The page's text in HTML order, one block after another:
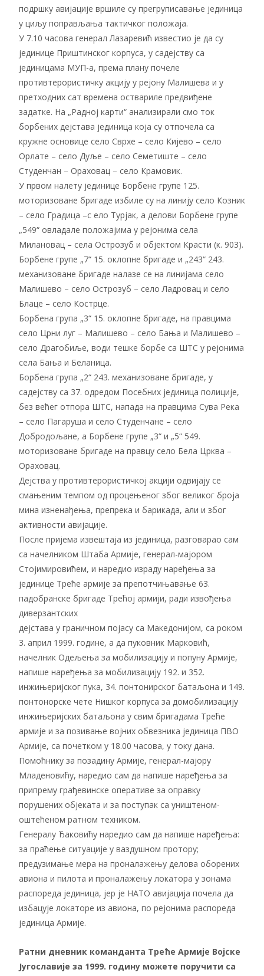
подршку авијације вршиле су прегруписавање јединица
у циљу поправљања тактичког положаја.
У 7.10 часова генерал Лазаревић известио је да су
јединице Приштинског корпуса, у садејству са
јединицама МУП-а, према плану почеле
противтерористичку акцију у рејону Малишева и у
претходних сат времена оствариле предвиђене
задатке. На „Радној карти“ анализирали смо ток
борбених дејстава јединица која су отпочела са
кружне основице село Сврхе – село Кијево – село
Орлате – село Дуље – село Семетиште – село
Студенчан – Ораховац – село Крамовик.
У првом налету јединице Борбене групе 125.
моторизоване бригаде избиле су на линију село Козник
– село Градица –с ело Турјак, а делови Борбене групе
„549“ овладале положајима у рејонима села
Милановац – села Острозуб и објектом Красти (к. 903).
Борбене групе „7“ 15. оклопне бригаде и „243“ 243.
механизоване бригаде налазе се на линијама село
Малишево – село Острозуб – село Ладровац и село
Блаце – село Кострце.
Борбена група „3“ 15. оклопне бригаде, на правцима
село Црни луг – Малишево – село Бања и Малишево –
село Драгобиље, води тешке борбе са ШТС у рејонима
села Бања и Беланица.
Борбена група „2“ 243. механизоване бригаде, у
садејству са 37. одредом Посебних јединица полиције,
без већег отпора ШТС, напада на правцима Сува Река
– село Пагаруша и село Студенчане – село
Добродољане, а Борбене групе „3“ и „5“ 549.
моторизоване бригаде на правцу село Бела Црква –
Ораховац.
Дејства у противтерористичкој акцији одвијају се
смањеним темпом од процењеног због великог броја
мина изненађења, препрека и барикада, али и због
активности авијације.
После пријема извештаја из јединица, разговарао сам
са начелником Штаба Армије, генерал-мајором
Стојимировићем, и наредио израду наређења за
јединице Треће армије за препотчињавање 63.
падобранске бригаде Трећој армији, ради извођења
диверзантских
дејстава у граничном појасу са Македонијом, са роком
3. април 1999. године, а да пуковник Марковић,
начелник Одељења за мобилизацију и попуну Армије,
напише наређења за мобилизацију 192. и 352.
инжињеријског пука, 34. понтонирског батаљона и 149.
понтонорске чете Нишког корпуса за домобилизацију
инжињеријских батаљона у свим бригадама Треће
армије и за позивање војних обвезника јединица ПВО
Армије, са почетком у 18.00 часова, у току дана.
Помоћнику за позадину Армије, генерал-мајору
Младеновићу, наредио сам да напише наређења за
припрему грађевинске оперативе за оправку
порушених објеката и за поступак са уништеном-
оштећеном ратном техником.
Генералу Ђаковићу наредио сам да напише наређења:
за праћење ситуације у ваздушном протору;
предузимање мера на проналажењу делова оборених
авиона и пилота и проналажењу локатора у зонама
распореда јединица, јер је НАТО авијација почела да
избацује локаторе из авиона, по рејонима распореда
јединица Армије.
Ратни дневник команданта Треће Армије Војске
Југославије за 1999. годину можете поручити са